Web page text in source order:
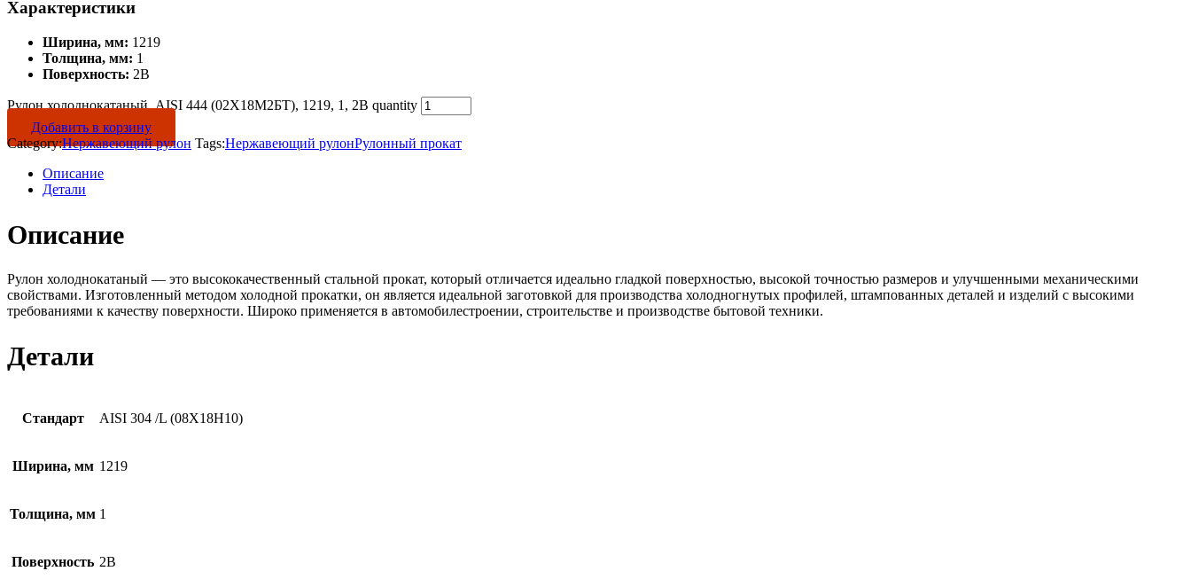
Характеристики
Ширина, мм: 1219
Толщина, мм: 1
Поверхность: 2B
Рулон холоднокатаный, AISI 444 (02Х18М2БТ), 1219, 1, 2B quantity
Добавить в корзину
Category:Нержавеющий рулон Tags:Нержавеющий рулонРулонный прокат
Описание
Детали
Описание
Рулон холоднокатаный — это высококачественный стальной прокат, который отличается идеально гладкой поверхностью, высокой точностью размеров и улучшенными механическими
свойствами. Изготовленный методом холодной прокатки, он является идеальной заготовкой для производства холодногнутых профилей, штампованных деталей и изделий с высокими
требованиями к качеству поверхности. Широко применяется в автомобилестроении, строительстве и производстве бытовой техники.
Детали
Стандарт AISI 304 /L (08Х18Н10)
Ширина, мм 1219
Толщина, мм 1
Поверхность 2B